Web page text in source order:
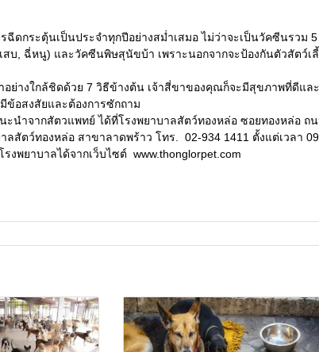
ฉีดกระตุ้นเป็นประจำทุกปีอย่างสม่ำเสมอ ไม่ว่าจะเป็นวัคซีนรวม 5
สบ, ฉี่หนู) และวัคซีนพิษสุนัขบ้า เพราะนอกจากจะป้องกันตัวสัตว์เ
อย่างใกล้ชิดด้วย 7 วิธีข้างต้น เจ้าสี่ขาของคุณก็จะมีสุขภาพที่ดีแล
ข้อสงสัยและต้องการซักถาม
นำจากสัตวแพทย์ ได้ที่โรงพยาบาลสัตว์ทองหล่อ ซอยทองหล่อ ถ
ลสัตว์ทองหล่อ สาขาลาดพร้าว โทร. 02-934 1411 ตั้งแต่เวลา
งพยาบาลได้จากเว็บไซต์ www.thonglorpet.com